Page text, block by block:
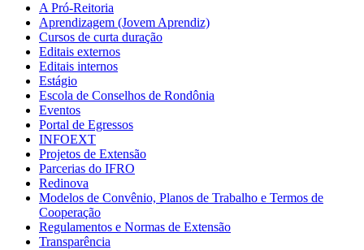
A Pró-Reitoria
Aprendizagem (Jovem Aprendiz)
Cursos de curta duração
Editais externos
Editais internos
Estágio
Escola de Conselhos de Rondônia
Eventos
Portal de Egressos
INFOEXT
Projetos de Extensão
Parcerias do IFRO
Redinova
Modelos de Convênio, Planos de Trabalho e Termos de
Cooperação
Regulamentos e Normas de Extensão
Transparência